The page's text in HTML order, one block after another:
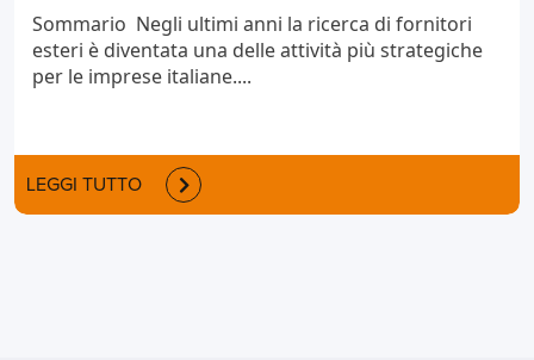
Sommario Negli ultimi anni la ricerca di fornitori
esteri è diventata una delle attività più strategiche
per le imprese italiane....
LEGGI TUTTO